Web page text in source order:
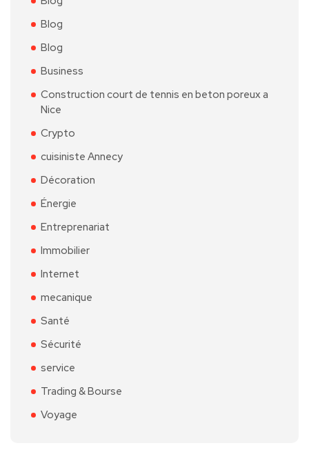
Blog
Blog
Business
Construction court de tennis en beton poreux a
Nice
Crypto
cuisiniste Annecy
Décoration
Énergie
Entreprenariat
Immobilier
Internet
mecanique
Santé
Sécurité
service
Trading & Bourse
Voyage